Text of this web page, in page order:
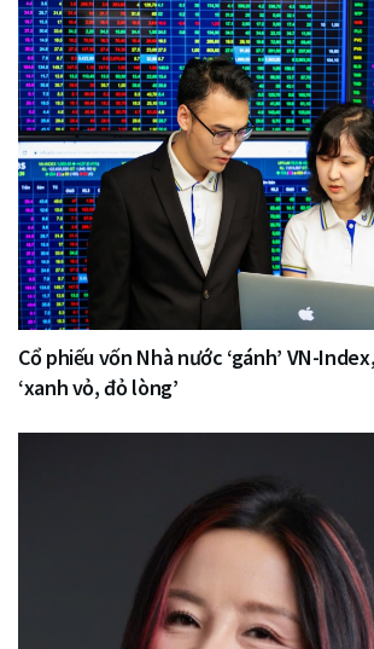
Cổ phiếu vốn Nhà nước ‘gánh’ VN-
‘xanh vỏ, đỏ lòng’